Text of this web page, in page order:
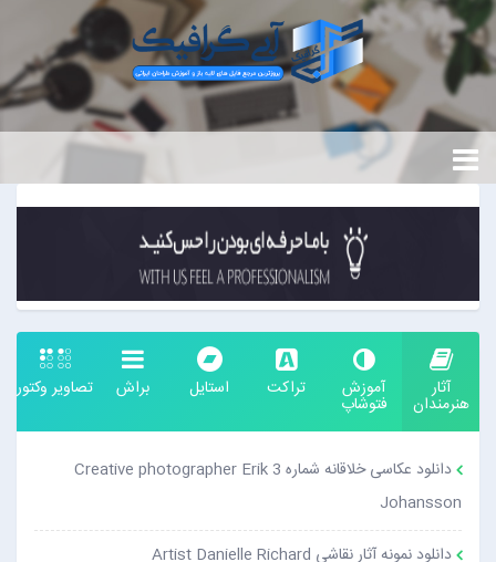
آثار
هنرمندان
آموزش
فتوشاپ
تراکت استایل براش تصاویر وکتور
دانلود عکاسی خلاقانه شماره 3 Creative photographer Erik
Johansson
دانلود نمونه آثار نقاشی Artist Danielle Richard